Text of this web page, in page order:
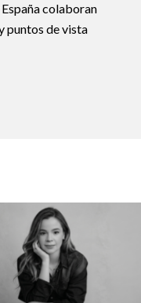
colaboran
puntos de vista